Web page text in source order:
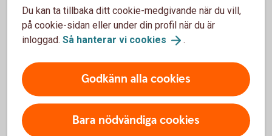
Farmer getting into a tractor.
Täckdikning
Du kan ta tillbaka ditt cookie-medgivande när du vill,
på cookie-sidan eller under din profil när du är
inloggad. Så hanterar vi cookies .
Godkänn alla cookies
Bara nödvändiga cookies